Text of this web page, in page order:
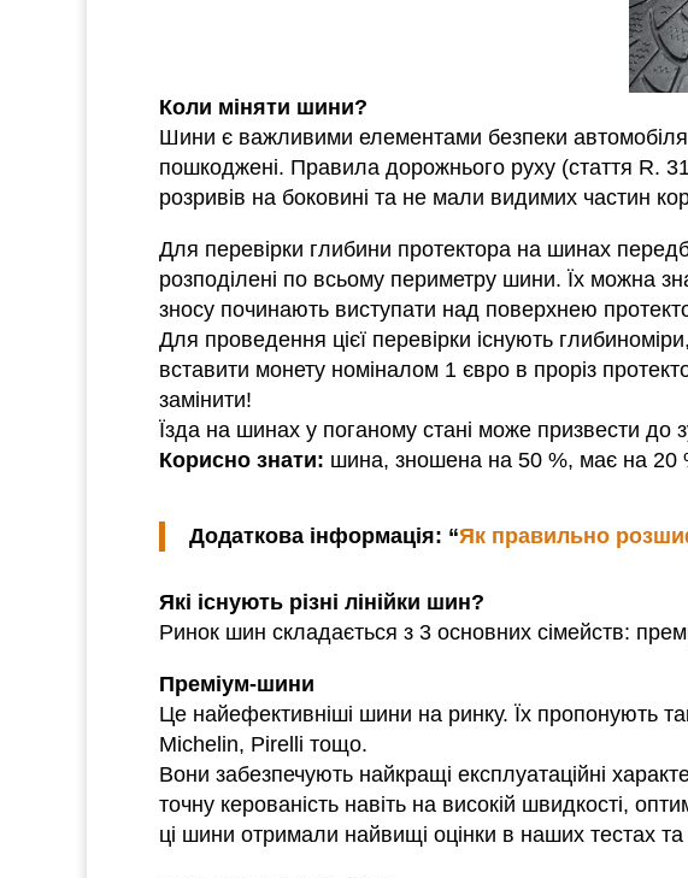
Коли міняти шини?
Шини є важливими елементами безпеки
пошкоджені. Правила дорожнього руху (стаття R.
розривів на боковині та не мали видимих частин
Для перевірки глибини протектора на шинах
розподілені по всьому периметру шини. Їх можна
зносу починають виступати над поверхнею
Для проведення цієї перевірки існують
вставити монету номіналом 1 євро в проріз
замінити!
Їзда на шинах у поганому стані може призвести до
Корисно знати: шина, зношена на 50 %, має на 20
Додаткова інформація: “Як правильно
Які існують різні лінійки шин?
Ринок шин складається з 3 основних сімейств:
Преміум-шини
Це найефективніші шини на ринку. Їх пропонують
Michelin, Pirelli тощо.
Вони забезпечують найкращі експлуатаційні
точну керованість навіть на високій швидкості,
ці шини отримали найвищі оцінки в наших тестах